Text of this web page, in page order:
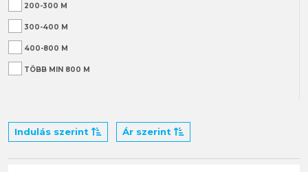
200-300 M
300-400 M
400-800 M
TÖBB MIN 800 M
Indulás szerint Ár szerint